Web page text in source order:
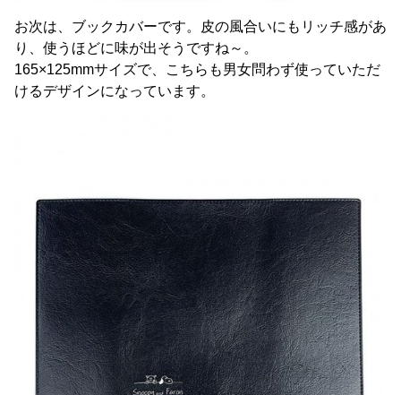
お次は、ブックカバーです。皮の風合いにもリッチ感があ
り、使うほどに味が出そうですね～。
165×125mmサイズで、こちらも男女問わず使っていただ
けるデザインになっています。